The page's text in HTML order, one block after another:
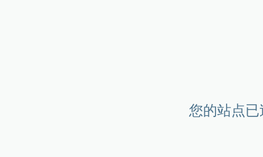
您的站点